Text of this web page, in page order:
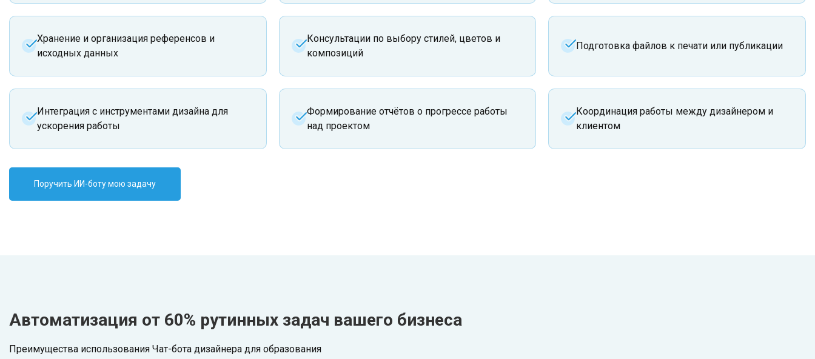
Хранение и организация референсов и
исходных данных
Консультации по выбору стилей, цветов и
композиций
Подготовка файлов к печати или публикации
Интеграция с инструментами дизайна для
ускорения работы
Формирование отчётов о прогрессе работы
над проектом
Координация работы между дизайнером и
клиентом
Поручить ИИ-боту мою задачу
Автоматизация от 60% рутинных задач вашего бизнеса
Преимущества использования Чат-бота дизайнера для образования